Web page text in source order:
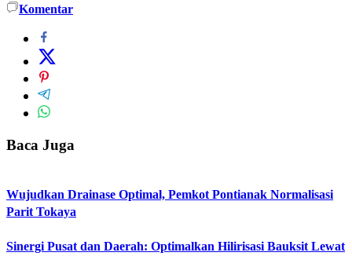
Komentar
Baca Juga
Wujudkan Drainase Optimal, Pemkot Pontianak Normalisasi
Parit Tokaya
Sinergi Pusat dan Daerah: Optimalkan Hilirisasi Bauksit Lewat